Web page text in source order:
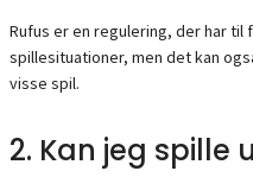
Rufus er en regulering, der har
spillesituationer, men det kan
visse spil.
2. Kan jeg spille